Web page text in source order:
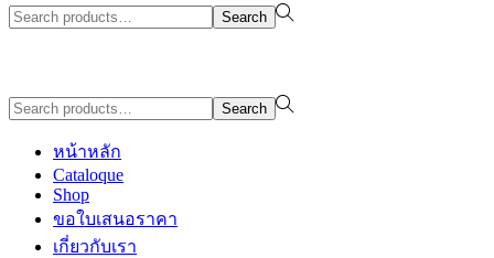
Search
for:>
Search
Search
for:>
Search
หน้าหลัก
Cataloque
Shop
ขอใบเสนอราคา
เกี่ยวกับเรา